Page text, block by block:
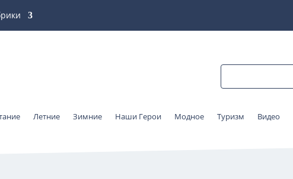
Летние Зимние Наши Герои Модное Туризм Видео